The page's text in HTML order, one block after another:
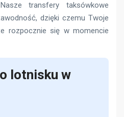
transfery taksówkowe
dzięki czemu Twoje
rozpocznie się w momencie
lotnisku w